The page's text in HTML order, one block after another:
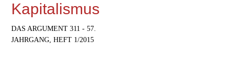
Kapitalismus
DAS ARGUMENT 311 - 57.
JAHRGANG, HEFT 1/2015